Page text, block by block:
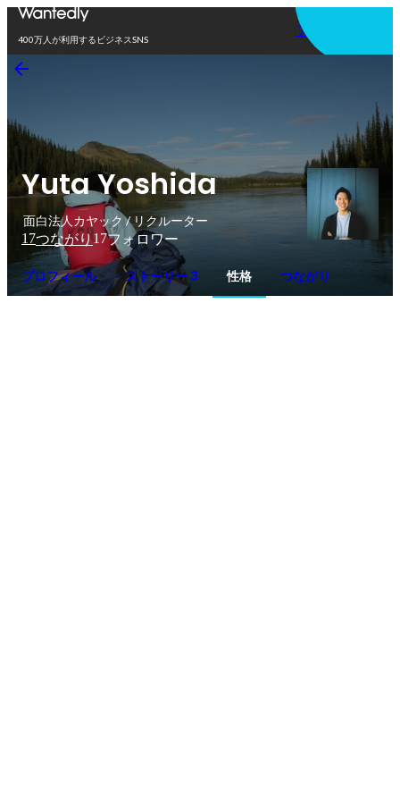
400万人が利用するビジネスSNS
アプリを使う
Yuta Yoshida
面白法人カヤック / リクルーター
17つながり17フォロワー
プロフィール ストーリー 3 性格 つながり